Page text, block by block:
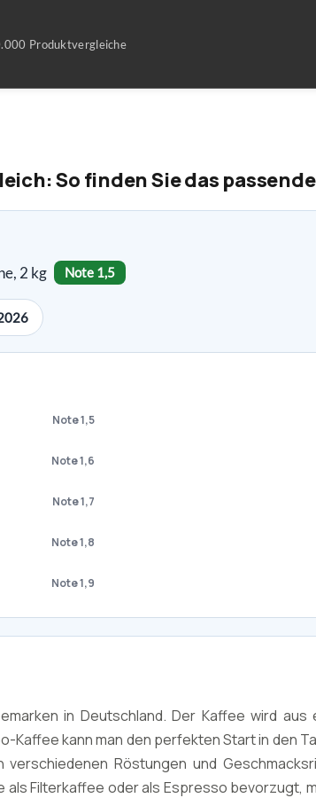
So finden Sie das
2 kg Note 1,5
Note 1,5
Note 1,6
Note 1,7
Note 1,8
Note 1,9
in Deutschland. Der Kaffee wird aus
kann man den perfekten Start in den
Röstungen und
als Filterkaffee oder als Espresso bevorzugt,